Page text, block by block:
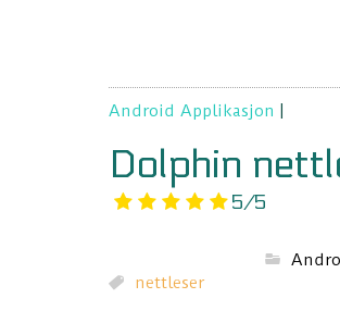
Android Applikasjon
Dolphin
5/5
nettleser